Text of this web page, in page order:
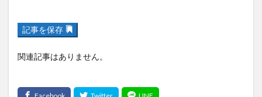
記事を保存
関連記事はありません。